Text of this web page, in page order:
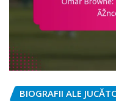
BIOGRAFII ALE